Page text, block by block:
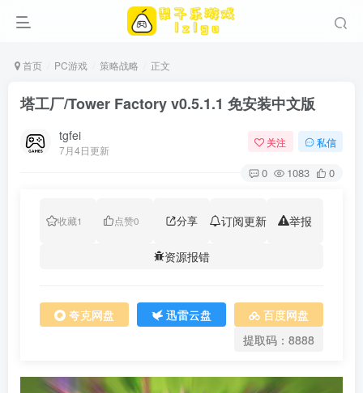
首页 PC游戏 策略战略 正文
塔工厂/Tower Factory v0.5.1.1 免安装中文版
tgfei
7月4日更新
关注 私信
0 1083 0
收藏1 点赞0 分享 订阅更新 举报
资源报错
夸克网盘 迅雷云盘
百度网盘
提取码：8888